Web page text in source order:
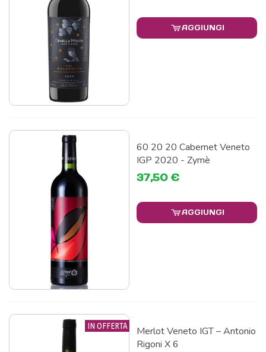
AGGIUNGI
60 20 20 Cabernet Veneto
IGP 2020 - Zymè
37,50 €
AGGIUNGI
IN OFFERTA
Merlot Veneto IGT – Antonio
Rigoni X 6